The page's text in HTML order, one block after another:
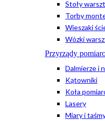
Stoły
Torby
Wieszaki
Wózki
Przyrządy
Dalmierze i
Kątowniki
Koła
Lasery
Miary i